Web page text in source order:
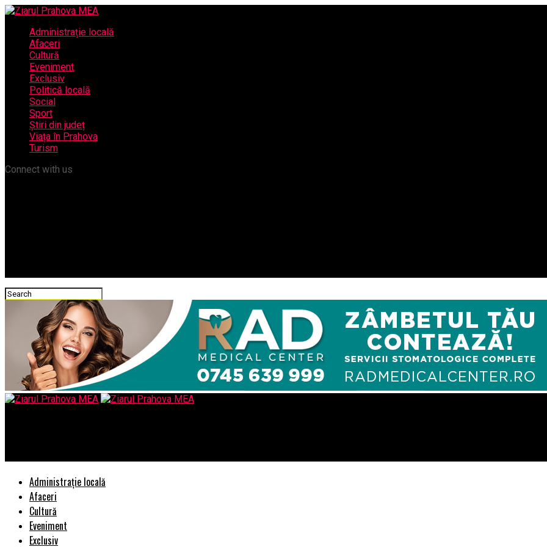
Administrație locală
Afaceri
Cultură
Eveniment
Exclusiv
Politică locală
Social
Sport
Știri din județ
Viața în Prahova
Turism
Connect with us
Administrație locală
Afaceri
Cultură
Eveniment
Exclusiv